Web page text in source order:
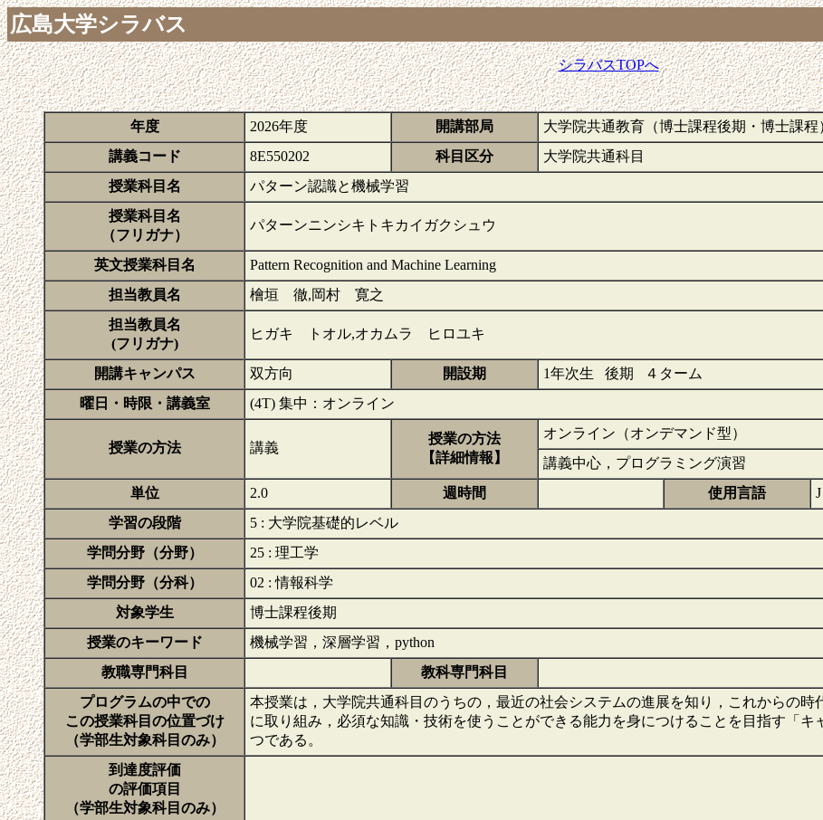
広島大学シラバス
シラバスTOPへ
年度
2026年度 開講部局
大学院共通教育（博士課程後期・博士課程
講義コード
8E550202 科目区分
大学院共通科目
授業科目名
パターン認識と機械学習
授業科目名
（フリガナ）
パターンニンシキトキカイガクシュウ
英文授業科目名
Pattern Recognition and Machine Learning
担当教員名
檜垣 徹,岡村 寛之
担当教員名
(フリガナ)
ヒガキ トオル,オカムラ ヒロユキ
開講キャンパス 双方向 開設期
1年次生 後期 ４ターム
曜日・時限・講義室
(4T) 集中：オンライン
授業の方法 講義
授業の方法
【詳細情報】
オンライン（オンデマンド型）
講義中心，プログラミング演習
単位
2.0 週時間 使用言語
学習の段階
5 : 大学院基礎的レベル
学問分野（分野）
25 : 理工学
学問分野（分科）
02 : 情報科学
対象学生
博士課程後期
授業のキーワード
機械学習，深層学習，python
教職専門科目
教科専門科目
プログラムの中での
この授業科目の位置づけ
（学部生対象科目のみ）
本授業は，大学院共通科目のうちの，最近の社会システムの進展を知り，これからの
に取り組み，必須な知識・技術を使うことができる能力を身につけることを目指す「
つである。
到達度評価
の評価項目
（学部生対象科目のみ）